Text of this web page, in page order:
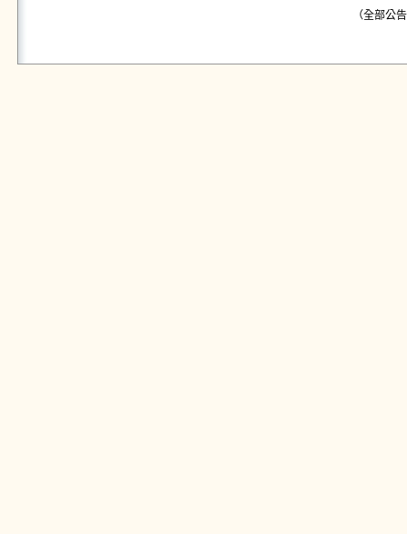
（全部公